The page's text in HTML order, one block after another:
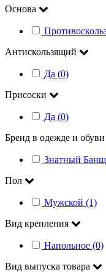
Основа
Антискользящий
Да (0)
Присоски
Да (0)
Бренд в одежде и обуви
Знатный
Пол
Мужской (1)
Вид крепления
Напольное (0)
Вид выпуска товара